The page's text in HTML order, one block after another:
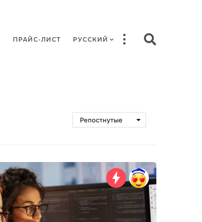
ПРАЙС-ЛИСТ РУССКИЙ
Репостнутые